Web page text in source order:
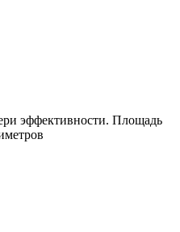
эффективности. Площадь